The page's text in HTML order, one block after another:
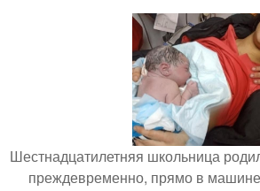
Шестнадцатилетняя школьница
преждевременно, прямо в